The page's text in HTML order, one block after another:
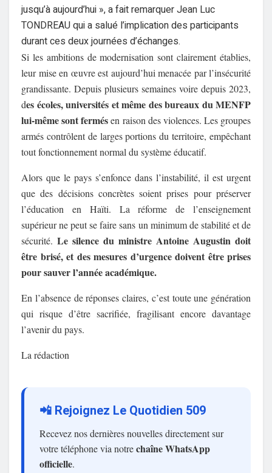
jusqu’à aujourd’hui », a fait remarquer Jean Luc
TONDREAU qui a salué l’implication des participants
durant ces deux journées d’échanges.
Si les ambitions de modernisation sont clairement établies,
leur mise en œuvre est aujourd’hui menacée par l’insécurité
grandissante. Depuis plusieurs semaines voire depuis 2023,
des écoles, universités et même des bureaux du MENFP
lui-même sont fermésen raison des violences. Les groupes
armés contrôlent de larges portions du territoire, empêchant
tout fonctionnement normal du système éducatif.
Alors que le pays s’enfonce dans l’instabilité, il est urgent
que des décisions concrètes soient prises pour préserver
l’éducation en Haïti. La réforme de l’enseignement
supérieur ne peut se faire sans un minimum de stabilité et de
sécurité. Le silence du ministre Antoine Augustin doit
être brisé, et des mesures d’urgence doivent être prises
pour sauver l’année académique.
En l’absence de réponses claires, c’est toute une génération
qui risque d’être sacrifiée, fragilisant encore davantage
l’avenir du pays.
La rédaction
📲 Rejoignez Le Quotidien 509
Recevez nos dernières nouvelles directement sur
votre téléphone via notrechaîne WhatsApp
officielle.